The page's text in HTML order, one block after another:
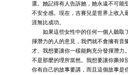
選。她記得有人告訴她，她永遠不可能
不安全感。現在，吉賽兒是世界上收入
涯無比成功。
如果這些女性中的任何一個人聽取
揮潛力的人的意見，我們就不會擁有音
才。我想要讓你一樣能夠充分發揮潛力
不是那麼的理所當然。我想要讓你撕掉
你有自己的故事要講，而且這個故事是